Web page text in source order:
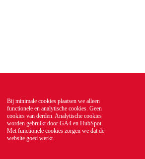
Bij minimale cookies plaatsen we alleen
functionele en analytische cookies. Geen
cookies van derden. Analytische cookies
worden gebruikt door GA4 en HubSpot.
Met functionele cookies zorgen we dat de
website goed werkt.